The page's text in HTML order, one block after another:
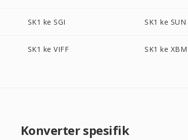
SK1 ke SGI SK1 ke SUN
SK1 ke VIFF SK1 ke XBM
Konverter spesifik